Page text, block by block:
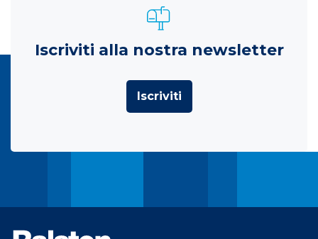
Iscriviti alla nostra newsletter
Iscriviti